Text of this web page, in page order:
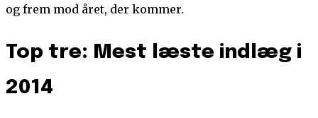
og frem mod året, der kommer.
Top tre: Mest læste indlæg i
2014